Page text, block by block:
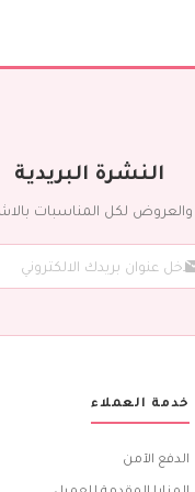
النشرة البريدية
لكل المناسبات
ج
ل
ي
ت
ن
خدمة العملاء
الدفع الآمن